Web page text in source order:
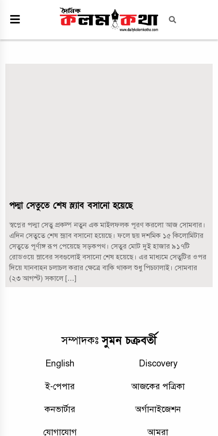
পদ্মা সেতুতে শেষ স্ল্যাব বসানো হয়েছে
স্বপ্নের পদ্মা সেতু প্রকল্প নতুন এক মাইলফলক পূরণ করলো আজ সোমবার।
এদিন সেতুতে শেষ স্ল্যাব বসানো হয়েছে। ফলে ছয় দশমিক ১৫ কিলোমিটার
সেতুতে পূর্ণাঙ্গ রূপ পেয়েছে সড়কপথ। সেতুর মোট দুই হাজার ৯১৭টি
রোডওয়ে স্লাবের সবগুলোই বসানো শেষ হয়েছে। এর মাধ্যমে সেতুটির ওপর
দিয়ে যানবাহন চলাচল করার ক্ষেত্রে বাকি থাকল শুধু পিচঢালাই। সোমবার
(২৩ আগস্ট) সকালে […]
সম্পাদকঃসুমন চক্রবর্তী
English Discovery
ই-পেপার আজকের পত্রিকা
কনভার্টার অর্গানাইজেশন
যোগাযোগ আমরা